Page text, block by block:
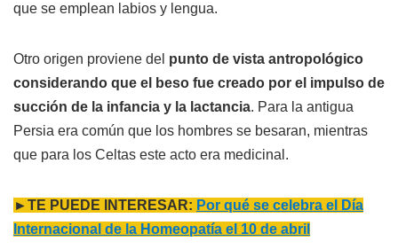
que se emplean labios y lengua.
Otro origen proviene del punto de vista antropológico
considerando que el beso fue creado por el impulso de
succión de la infancia y la lactancia. Para la antigua
Persia era común que los hombres se besaran, mientras
que para los Celtas este acto era medicinal.
►TE PUEDE INTERESAR: Por qué se celebra el Día
Internacional de la Homeopatía el 10 de abril